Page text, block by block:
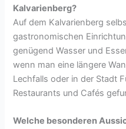
Kalvarienberg?
Auf dem Kalvarienberg
gastronomischen
genügend Wasser und
wenn man eine längere
Lechfalls oder in der Stadt
Restaurants und Cafés
Welche besonderen